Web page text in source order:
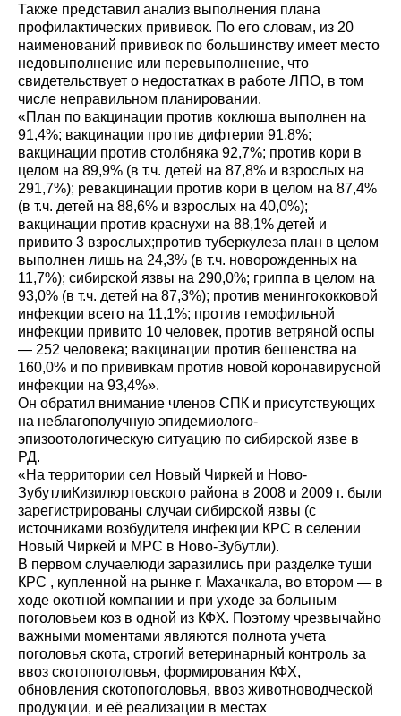
Также представил анализ выполнения плана
профилактических прививок. По его словам, из 20
наименований прививок по большинству имеет место
недовыполнение или перевыполнение, что
свидетельствует о недостатках в работе ЛПО, в том
числе неправильном планировании.
«План по вакцинации против коклюша выполнен на
91,4%; вакцинации против дифтерии 91,8%;
вакцинации против столбняка 92,7%; против кори в
целом на 89,9% (в т.ч. детей на 87,8% и взрослых на
291,7%); ревакцинации против кори в целом на 87,4%
(в т.ч. детей на 88,6% и взрослых на 40,0%);
вакцинации против краснухи на 88,1% детей и
привито 3 взрослых;против туберкулеза план в целом
выполнен лишь на 24,3% (в т.ч. новорожденных на
11,7%); сибирской язвы на 290,0%; гриппа в целом на
93,0% (в т.ч. детей на 87,3%); против менингококковой
инфекции всего на 11,1%; против гемофильной
инфекции привито 10 человек, против ветряной оспы
— 252 человека; вакцинации против бешенства на
160,0% и по прививкам против новой коронавирусной
инфекции на 93,4%».
Он обратил внимание членов СПК и присутствующих
на неблагополучную эпидемиолого-
эпизоотологическую ситуацию по сибирской язве в
РД.
«На территории сел Новый Чиркей и Ново-
ЗубутлиКизилюртовского района в 2008 и 2009 г. были
зарегистрированы случаи сибирской язвы (с
источниками возбудителя инфекции КРС в селении
Новый Чиркей и МРС в Ново-Зубутли).
В первом случаелюди заразились при разделке туши
КРС , купленной на рынке г. Махачкала, во втором — в
ходе окотной компании и при уходе за больным
поголовьем коз в одной из КФХ. Поэтому чрезвычайно
важными моментами являются полнота учета
поголовья скота, строгий ветеринарный контроль за
ввоз скотопоголовья, формирования КФХ,
обновления скотопоголовья, ввоз животноводческой
продукции, и её реализации в местах